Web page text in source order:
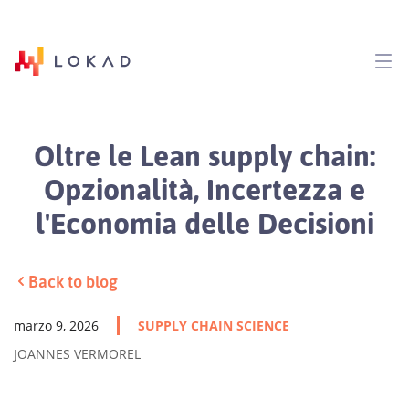
Oltre le Lean supply chain:
Opzionalità, Incertezza e
l'Economia delle Decisioni
Back to blog
marzo 9, 2026
SUPPLY CHAIN SCIENCE
JOANNES VERMOREL